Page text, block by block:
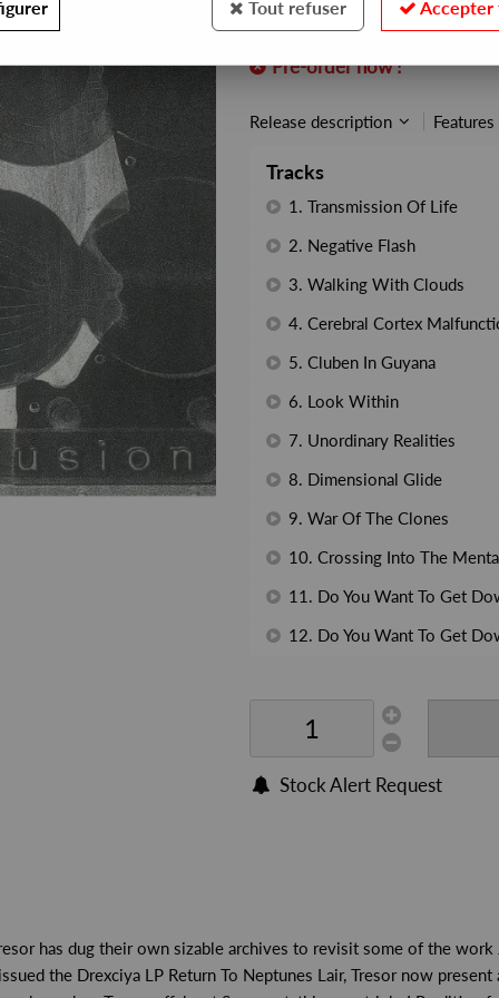
TRESOR270LPX
Pre-order now !
Release description Features
Tracks
1. Transmission Of Life
2. Negative Flash
3. Walking With Clouds
4. Cerebral Cortex
5. Cluben In Guyana
6. Look Within
7. Unordinary Realities
8. Dimensional Glide
9. War Of The Clones
10. Crossing Into The
11. Do You Want To Get
12. Do You Want To Get
Stock Alert Request
has dug their own sizable archives to revisit some of the
the Drexciya LP Return To Neptunes Lair, Tresor now
Tout refuser Accepter